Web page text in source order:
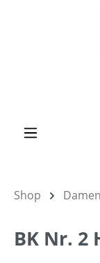
Zum Hauptinhalt
Shop Damen
BK Nr. 2